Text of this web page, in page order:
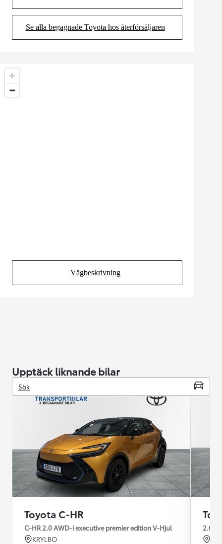
Se alla begagnade Toyota hos återförsäljaren
(Opens in new tab)
Vägbeskrivning
(Opens in new tab)
Upptäck liknande bilar
Sök
Toyota C-HR
C-HR 2.0 AWD-i executive premier edition V-Hjul
KRYLBO
2.0